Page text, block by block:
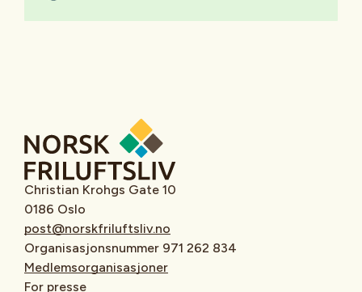
Christian Krohgs Gate 10
0186 Oslo
post@norskfriluftsliv.no
Organisasjonsnummer 971 262 834
Medlemsorganisasjoner
For presse